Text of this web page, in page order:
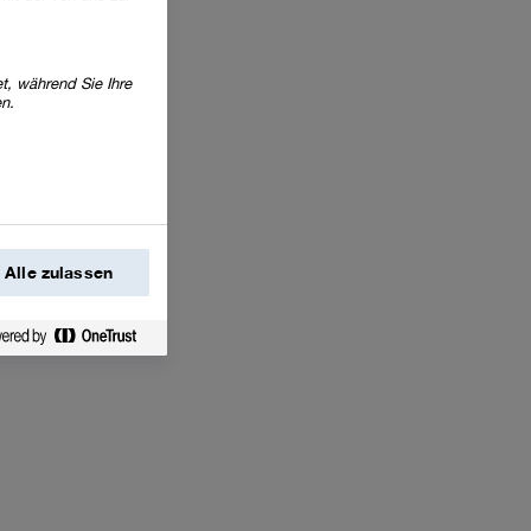
während Sie Ihre
Alle zulassen